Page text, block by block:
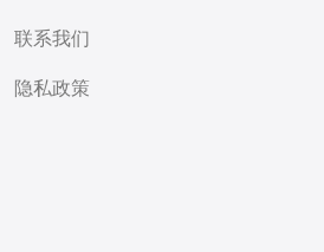
联系我们
隐私政策